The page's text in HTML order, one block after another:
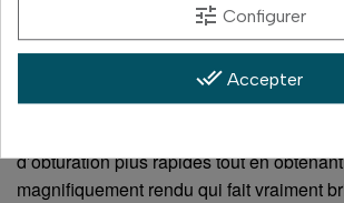
L’ouverture maximale f/2,8 expansive du
100E à l’extrémité large,
que le f/3,5 du XCD 3,5-4,5/35-75,
possibilités créatives. Photographiez en
d’obturation plus rapides tout en
magnifiquement rendu qui fait vraiment
tune Configurer
done_all Accepter